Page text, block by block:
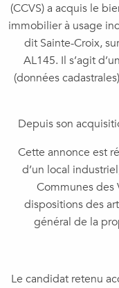
(CCVS) a acquis le
immobilier à usage
dit Sainte-Croix,
AL145. Il s’agit
(données
Depuis son
Cette annonce est
d’un local
Communes
dispositions des
général de la
Le candidat retenu